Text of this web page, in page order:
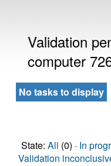
Validation
computer
No tasks to display
State: All (0) · In
Validation